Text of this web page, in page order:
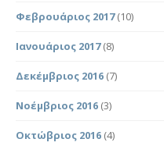
Φεβρουάριος 2017(10)
Ιανουάριος 2017(8)
Δεκέμβριος 2016 (7)
Νοέμβριος 2016 (3)
Οκτώβριος 2016 (4)